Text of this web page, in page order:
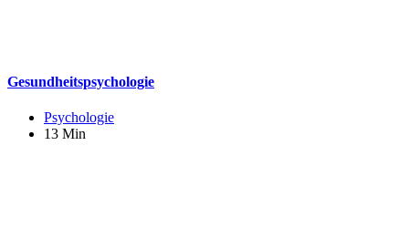
Gesundheitspsychologie
Psychologie
13 Min